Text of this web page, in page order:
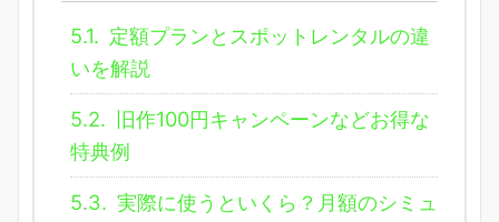
5.1. 定額プランとスポットレンタルの違
いを解説
5.2. 旧作100円キャンペーンなどお得な
特典例
5.3. 実際に使うといくら？月額のシミュ